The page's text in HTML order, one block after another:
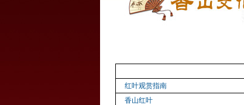
红叶观赏指南
香山红叶